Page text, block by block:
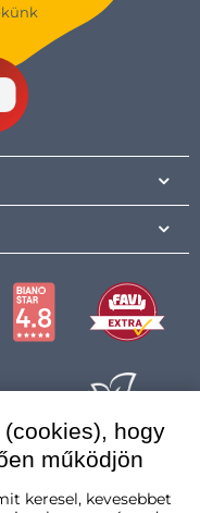
hogy
működjön
keresel, kevesebbet